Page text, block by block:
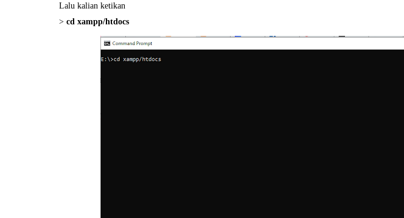
Lalu kalian ketikan
> cd xampp/htdocs